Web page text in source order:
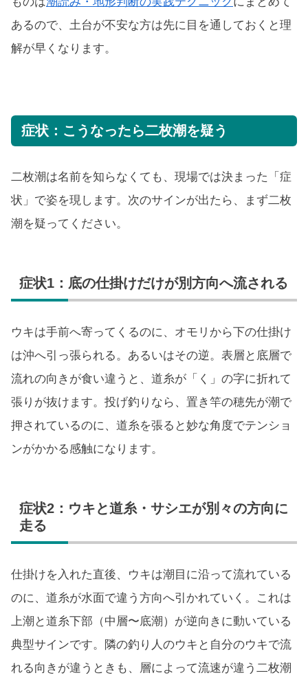
あるので、土台が不安な方は先に目を通しておくと理
解が早くなります。
症状：こうなったら二枚潮を疑う
二枚潮は名前を知らなくても、現場では決まった「症
状」で姿を現します。次のサインが出たら、まず二枚
潮を疑ってください。
症状1：底の仕掛けだけが別方向へ流される
ウキは手前へ寄ってくるのに、オモリから下の仕掛け
は沖へ引っ張られる。あるいはその逆。表層と底層で
流れの向きが食い違うと、道糸が「く」の字に折れて
張りが抜けます。投げ釣りなら、置き竿の穂先が潮で
押されているのに、道糸を張ると妙な角度でテンショ
ンがかかる感触になります。
症状2：ウキと道糸・サシエが別々の方向に
走る
仕掛けを入れた直後、ウキは潮目に沿って流れている
のに、道糸が水面で違う方向へ引かれていく。これは
上潮と道糸下部（中層〜底潮）が逆向きに動いている
典型サインです。隣の釣り人のウキと自分のウキで流
れる向きが違うときも、層によって流速が違う二枚潮